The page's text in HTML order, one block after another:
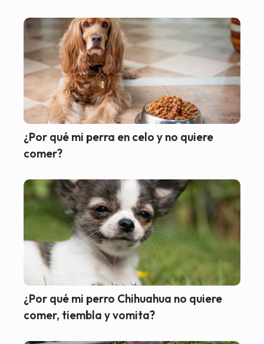
¿Por qué mi perra en celo y no quiere
comer?
¿Por qué mi perro Chihuahua no quiere
comer, tiembla y vomita?